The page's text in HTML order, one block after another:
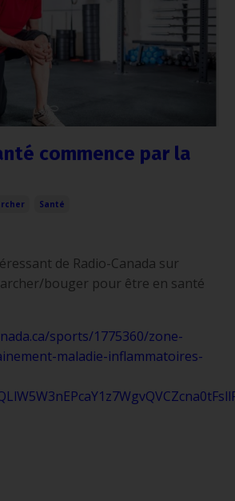
commence par la
Santé
de Radio-Canada sur
bouger pour être en santé
sports/1775360/zone-
maladie-inflammatoires-